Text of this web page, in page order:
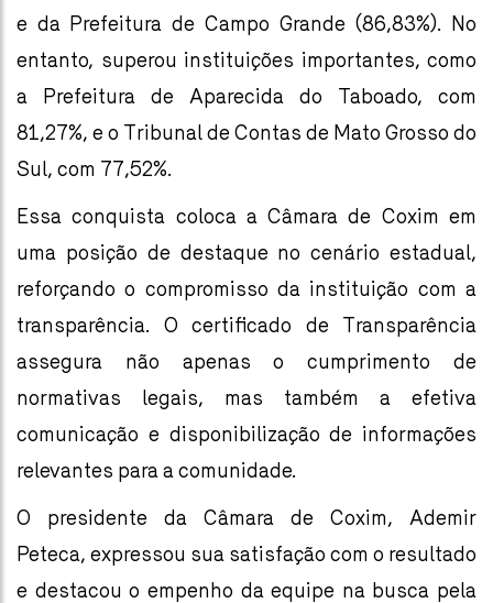
e da Prefeitura de Campo Grande (86,83%). No
entanto, superou instituições importantes, como
a Prefeitura de Aparecida do Taboado, com
81,27%, e o Tribunal de Contas de Mato Grosso do
Sul, com 77,52%.
Essa conquista coloca a Câmara de Coxim em
uma posição de destaque no cenário estadual,
reforçando o compromisso da instituição com a
transparência. O certificado de Transparência
assegura não apenas o cumprimento de
normativas legais, mas também a efetiva
comunicação e disponibilização de informações
relevantes para a comunidade.
O presidente da Câmara de Coxim, Ademir
Peteca, expressou sua satisfação com o resultado
e destacou o empenho da equipe na busca pela